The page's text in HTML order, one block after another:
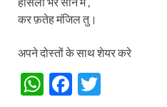
कर फ़तेह मंजिल तु।
अपने दोस्तों के साथ शेयर करे
W F